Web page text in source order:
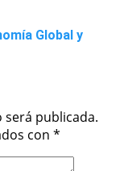
Global y
publicada.
con *